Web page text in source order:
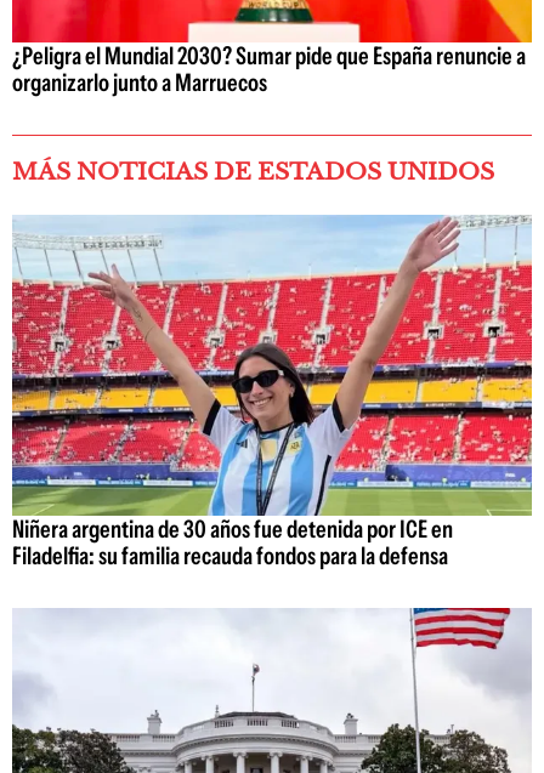
¿Peligra el Mundial 2030? Sumar pide que España renuncie a
organizarlo junto a Marruecos
MÁS NOTICIAS DE ESTADOS UNIDOS
Niñera argentina de 30 años fue detenida por ICE en
Filadelfia: su familia recauda fondos para la defensa